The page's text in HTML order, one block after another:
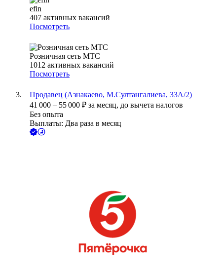
efin
407 активных вакансий
Посмотреть
Розничная сеть МТС
1012 активных вакансий
Посмотреть
Продавец (Азнакаево, М.Султангалиева, 33А/2)
41 000 – 55 000 ₽ за месяц, до вычета налогов
Без опыта
Выплаты: Два раза в месяц